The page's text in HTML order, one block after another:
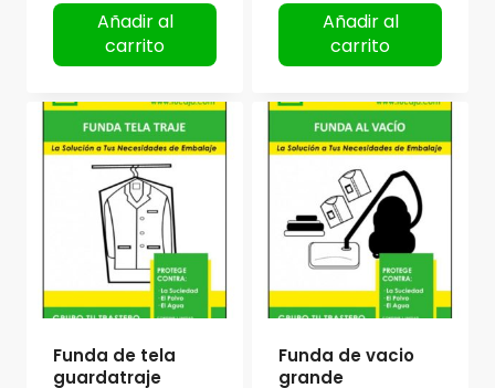
Añadir al
carrito
Añadir al
carrito
Funda de tela
guardatraje
Funda de vacio
grande